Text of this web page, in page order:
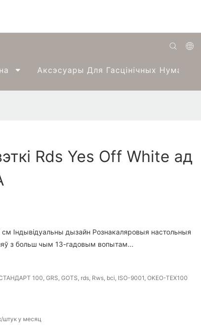
Bahasa Indonesia
Аксэсуары Для Гасцінічных Нумароў
Rds Yes Off White ад
см Індывідуальны дызайн Рознакаляровыя настольныя
з больш чым 13-гадовым вопытам...
100, GRS, GOTS, rds, Rws, bci, ISO-9001, OKEO-TEX100
штук у месяц